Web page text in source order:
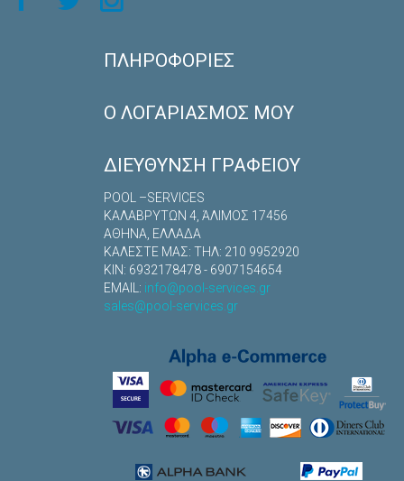
ΠΛΗΡΟΦΟΡΊΕΣ
Ο ΛΟΓΑΡΙΑΣΜΌΣ ΜΟΥ
ΔΙΕΎΘΥΝΣΗ ΓΡΑΦΕΊΟΥ
POOL –SERVICES
ΚΑΛΑΒΡYΤΩΝ 4, ΆΛΙΜΟΣ 17456
ΑΘΗΝΑ, ΕΛΛΑΔΑ
ΚΑΛΕΣΤΕ ΜΑΣ: TΗΛ: 210 9952920
ΚΙΝ: 6932178478 - 6907154654
EMAIL: info@pool-services.gr
sales@pool-services.gr